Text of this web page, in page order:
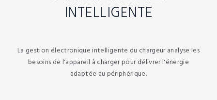
INTELLIGENTE
La gestion électronique intelligente du chargeur analyse les
besoins de l'appareil à charger pour délivrer l'énergie
adaptée au périphérique.